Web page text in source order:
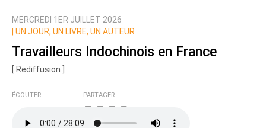
Nom
Courriel (non publié)
MERCREDI 1ER JUILLET 2026
UN JOUR, UN LIVRE, UN AUTEUR
Travailleurs Indochinois en France
[ Rediffusion ]
ÉCOUTER PARTAGER